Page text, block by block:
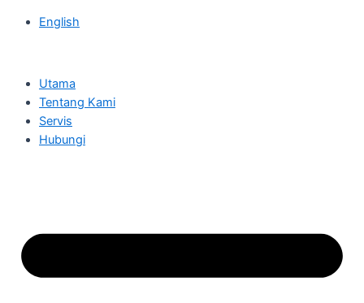
English
Utama
Tentang Kami
Servis
Hubungi